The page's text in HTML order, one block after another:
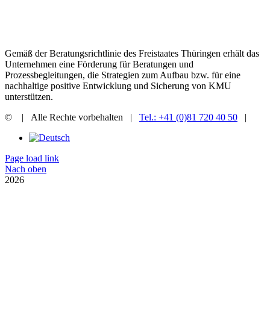
Gemäß der Beratungsrichtlinie des Freistaates Thüringen erhält das
Unternehmen eine Förderung für Beratungen und
Prozessbegleitungen, die Strategien zum Aufbau bzw. für eine
nachhaltige positive Entwicklung und Sicherung von KMU
unterstützen.
©
| Alle Rechte vorbehalten | Tel.: +41 (0)81 720 40 50 |
Page load link
Nach oben
2026